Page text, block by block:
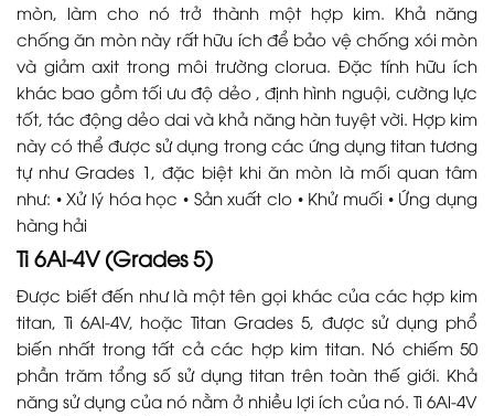
mòn, làm cho nó trở thành một hợp kim. Khả năng
chống ăn mòn này rất hữu ích để bảo vệ chống xói mòn
và giảm axit trong môi trường clorua. Đặc tính hữu ích
khác bao gồm tối ưu độ dẻo , định hình nguội, cường lực
tốt, tác động dẻo dai và khả năng hàn tuyệt vời. Hợp kim
này có thể được sử dụng trong các ứng dụng titan tương
tự như Grades 1, đặc biệt khi ăn mòn là mối quan tâm
như: • Xử lý hóa học • Sản xuất clo • Khử muối • Ứng dụng
hàng hải
Ti 6Al-4V (Grades 5)
Được biết đến như là một tên gọi khác của các hợp kim
titan, Ti 6Al-4V, hoặc Titan Grades 5, được sử dụng phổ
biến nhất trong tất cả các hợp kim titan. Nó chiếm 50
phần trăm tổng số sử dụng titan trên toàn thế giới. Khả
năng sử dụng của nó nằm ở nhiều lợi ích của nó. Ti 6Al-4V